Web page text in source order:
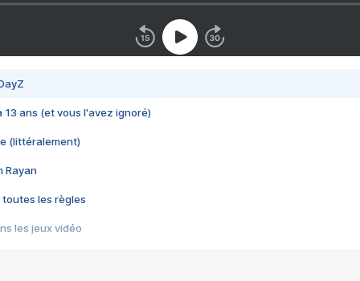
13 ans (et vous l'avez ignoré)
(littéralement)
Rayan
toutes les règles
les jeux vidéo